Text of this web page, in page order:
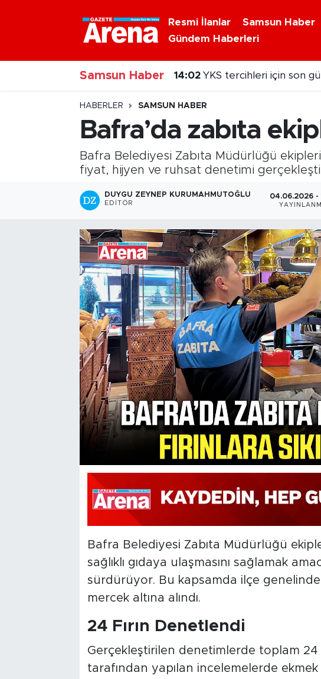
Resmi İlanlar Samsun Haber
Gündem Haberleri
Samsun Haber 14:02 YKS tercihleri için son
HABERLER SAMSUN HABER
Bafra’da zabıta
Bafra Belediyesi Zabıta Müdürlüğü
fiyat, hijyen ve ruhsat denetimi
DUYGU ZEYNEP KURUMAHMUTOĞLU
EDITÖR
04.06.2026 -
Bafra Belediyesi Zabıta Müdürlüğü
sağlıklı gıdaya ulaşmasını sağlamak
sürdürüyor. Bu kapsamda ilçe
mercek altına alındı.
24 Fırın Denetlendi
Gerçekleştirilen denetimlerde toplam 24
tarafından yapılan incelemelerde
Nöbetçi Eczaneler
Hava Durumu
Samsun Namaz Vakitleri
Trafik Durumu
Süper Lig Puan Durumu ve Fikstür
Tüm Manşetler
Haber Arşivi